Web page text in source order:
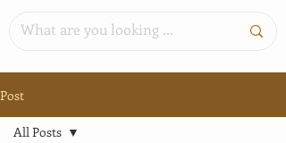
Post
All Posts